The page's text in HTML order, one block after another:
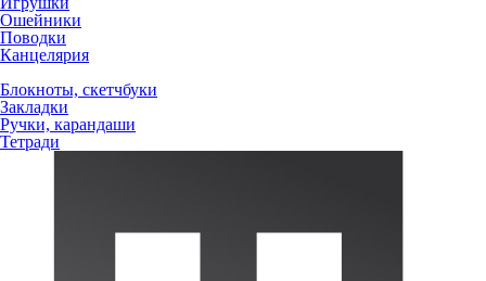
Ошейники
Поводки
Канцелярия
Блокноты, скетчбуки
Закладки
Ручки, карандаши
Тетради